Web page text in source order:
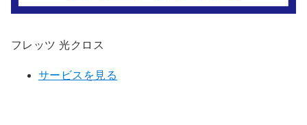
フレッツ 光クロス
サービスを見る